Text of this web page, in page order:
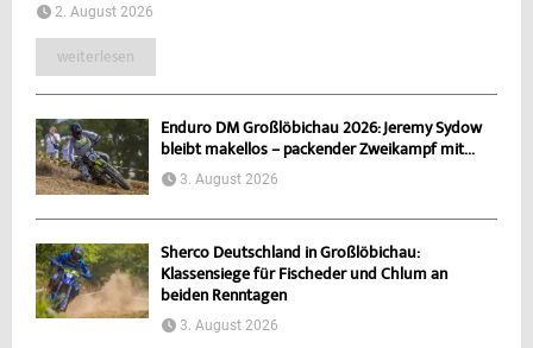
2. August 2026
weiterlesen
Enduro DM Großlöbichau 2026: Jeremy Sydow
bleibt makellos – packender Zweikampf mit...
3. August 2026
Sherco Deutschland in Großlöbichau:
Klassensiege für Fischeder und Chlum an
beiden Renntagen
3. August 2026